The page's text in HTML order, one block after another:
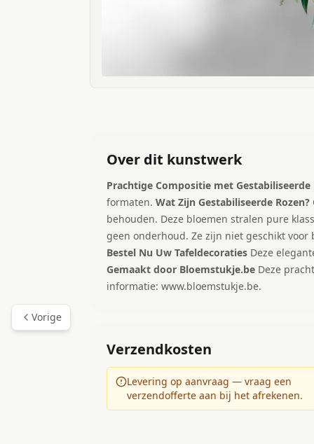
Vorige
Over dit kunstwerk
Prachtige Compositie met Gestabiliseerde
formaten. Wat Zijn Gestabiliseerde Rozen?
behouden. Deze bloemen stralen pure
geen onderhoud. Ze zijn niet geschikt
Bestel Nu Uw Tafeldecoraties Deze
Gemaakt door Bloemstukje.be Deze
informatie: www.bloemstukje.be.
Verzendkosten
Levering op aanvraag — vraag een
verzendofferte aan bij het afrekenen.